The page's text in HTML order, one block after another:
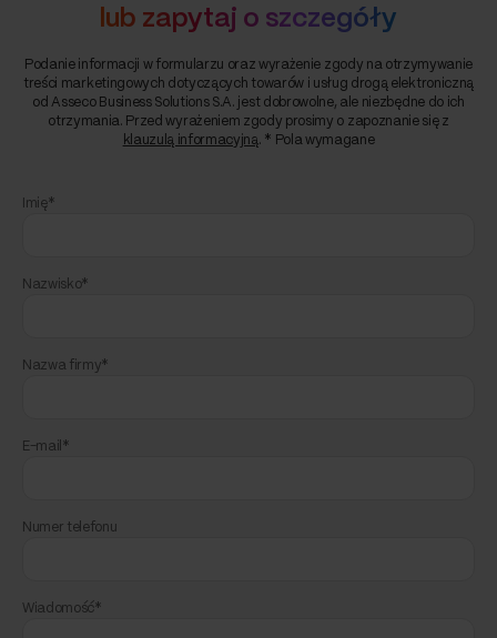
lub zapytaj o szczegóły
Podanie informacji w formularzu oraz wyrażenie zgody na otrzymywanie
treści marketingowych dotyczących towarów i usług drogą elektroniczną
od Asseco Business Solutions S.A. jest dobrowolne, ale niezbędne do ich
otrzymania. Przed wyrażeniem zgody prosimy o zapoznanie się z
klauzulą informacyjną. * Pola wymagane
Imię*
Nazwisko*
Nazwa firmy*
E-mail*
Numer telefonu
Wiadomość*